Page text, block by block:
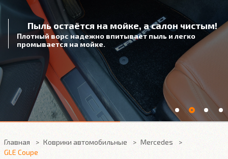
Пыль остаётся на мойке, а салон чистым!
Плотный ворс надежно впитывает пыль и легко
промывается на мойке.
Главная Коврики автомобильные
Mercedes
GLE Coupe